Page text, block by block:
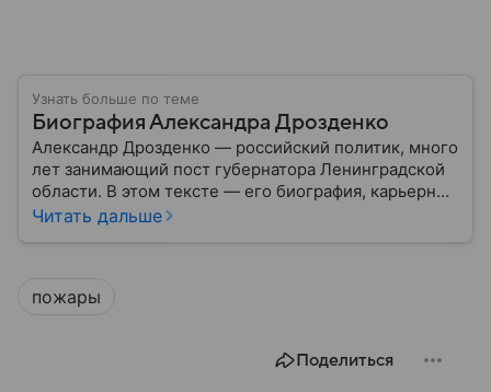
Узнать больше по теме
Биография Александра Дрозденко
Александр Дрозденко — российский политик, много
лет занимающий пост губернатора Ленинградской
области. В этом тексте — его биография, карьерный
путь, а также интересные факты о чиновнике и
Читать дальше
пожары
Поделиться